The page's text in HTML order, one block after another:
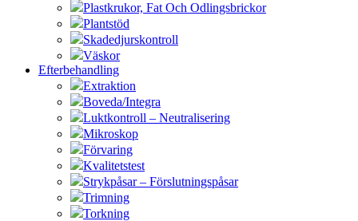
Plastkrukor, Fat Och Odlingsbrickor
Plantstöd
Skadedjurskontroll
Väskor
Efterbehandling
Extraktion
Boveda/Integra
Luktkontroll – Neutralisering
Mikroskop
Förvaring
Kvalitetstest
Strykpåsar – Förslutningspåsar
Trimning
Torkning